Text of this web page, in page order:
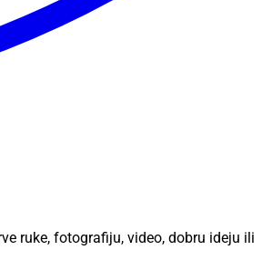
ruke, fotografiju, video, dobru ideju ili